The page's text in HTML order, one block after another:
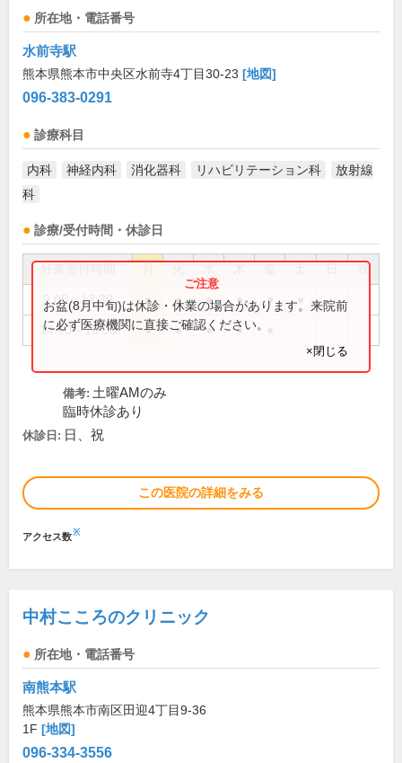
所在地・電話番号
水前寺駅
熊本県熊本市中央区水前寺4丁目30-23 [地図]
096-383-0291
診療科目
内科 神経内科 消化器科 リハビリテーション科
放射線
科
診療/受付時間・休診日
祝
9:00～12:30 ● ● ● ● ●
14:00～18:00 ● ● ● ●
お盆(8月中旬)は休診・休業の場合があります。来院前
に必ず医療機関に直接ご確認ください。
×閉じる
備考: 土曜AMのみ
臨時休診あり
休診日: 日、祝
この医院の詳細をみる
アクセス数※
中村こころのクリニック
所在地・電話番号
南熊本駅
熊本県熊本市南区田迎4丁目9-36
1F [地図]
096-334-3556